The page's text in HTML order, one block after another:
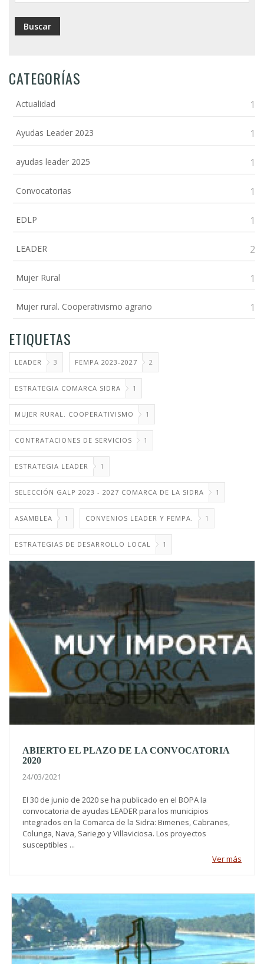
CATEGORÍAS
Actualidad 1
Ayudas Leader 2023 1
ayudas leader 2025 1
Convocatorias 1
EDLP 1
LEADER 2
Mujer Rural 1
Mujer rural. Cooperativismo agrario 1
ETIQUETAS
LEADER 3 FEMPA 2023-2027 2
ESTRATEGIA COMARCA SIDRA 1
MUJER RURAL. COOPERATIVISMO 1
CONTRATACIONES DE SERVICIOS 1
ESTRATEGIA LEADER 1
SELECCIÓN GALP 2023 - 2027 COMARCA DE LA SIDRA 1
ASAMBLEA 1 CONVENIOS LEADER Y FEMPA. 1
ESTRATEGIAS DE DESARROLLO LOCAL 1
ABIERTO EL PLAZO DE LA CONVOCATORIA
2020
24/03/2021
El 30 de junio de 2020 se ha publicado en el BOPA la
convocatoria de ayudas LEADER para los municipios
integrados en la Comarca de la Sidra: Bimenes, Cabranes,
Colunga, Nava, Sariego y Villaviciosa. Los proyectos
susceptibles ...
Ver más